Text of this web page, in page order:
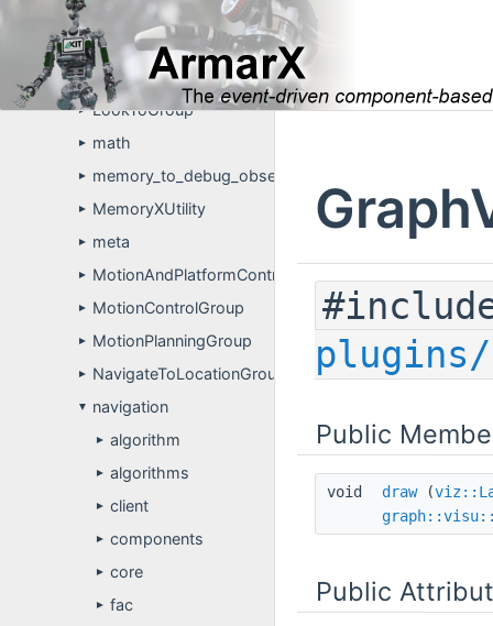
► introspection
► laser_scanner_simulation
► localization_and_mapping
► LookToGroup
► math
► memory_to_debug_observer
► MemoryXUtility
► meta
► MotionAndPlatformControlGroup
► MotionControlGroup
► MotionPlanningGroup
► NavigateToLocationGroup
▼ navigation
► algorithm
► algorithms
► client
► components
► core
► fac
Public
void draw(
Public